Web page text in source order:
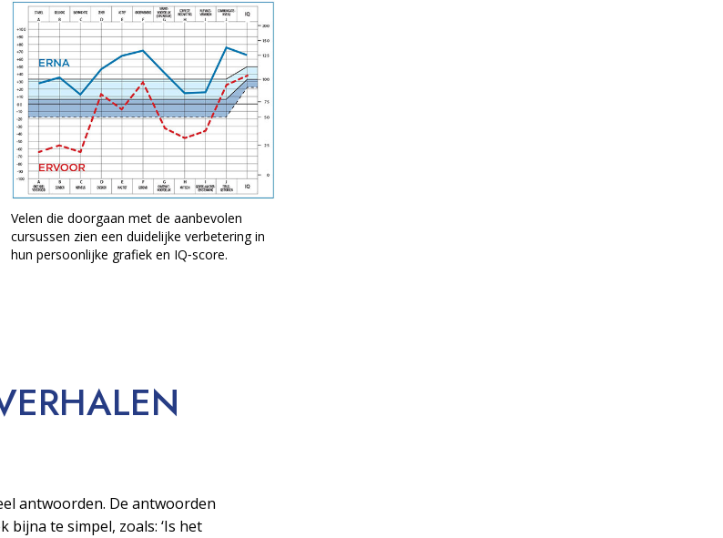
Velen die doorgaan met de aanbevolen
cursussen zien een duidelijke verbetering in
hun persoonlijke grafiek en IQ‑score.
antwoorden. De antwoorden
bijna te simpel, zoals: ‘Is het